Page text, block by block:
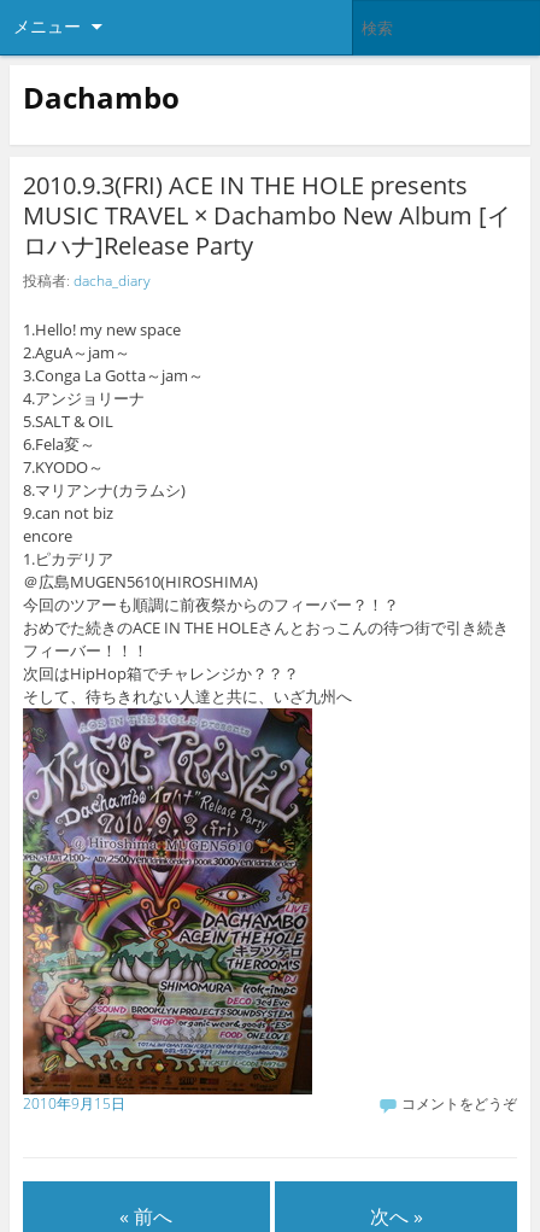
メニュー
Dachambo
2010.9.3(FRI) ACE IN THE HOLE presents
MUSIC TRAVEL × Dachambo New Album [イ
ロハナ]Release Party
投稿者: dacha_diary
1.Hello! my new space
2.AguA～jam～
3.Conga La Gotta～jam～
4.アンジョリーナ
5.SALT & OIL
6.Fela変～
7.KYODO～
8.マリアンナ(カラムシ)
9.can not biz
encore
1.ピカデリア
＠広島MUGEN5610(HIROSHIMA)
今回のツアーも順調に前夜祭からのフィーバー？！？
おめでた続きのACE IN THE HOLEさんとおっこんの待つ街で引き続き
フィーバー！！！
次回はHipHop箱でチャレンジか？？？
そして、待ちきれない人達と共に、いざ九州へ
2010年9月15日 コメントをどうぞ
« 前へ 次へ »